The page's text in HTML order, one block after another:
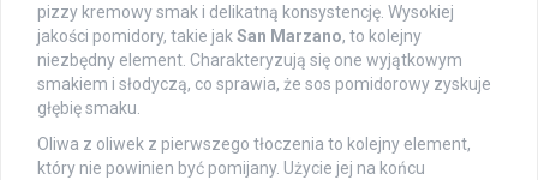
pizzy kremowy smak i delikatną konsystencję. Wysokiej
jakości pomidory, takie jak San Marzano, to kolejny
niezbędny element. Charakteryzują się one wyjątkowym
smakiem i słodyczą, co sprawia, że sos pomidorowy zyskuje
głębię smaku.
Oliwa z oliwek z pierwszego tłoczenia to kolejny element,
który nie powinien być pomijany. Użycie jej na końcu